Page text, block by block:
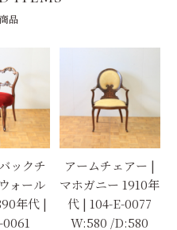
品
ックチ
ォール
年代 |
アームチェアー |
マホガニー 1910年
代 | 104-E-0077
W:580 /D:580